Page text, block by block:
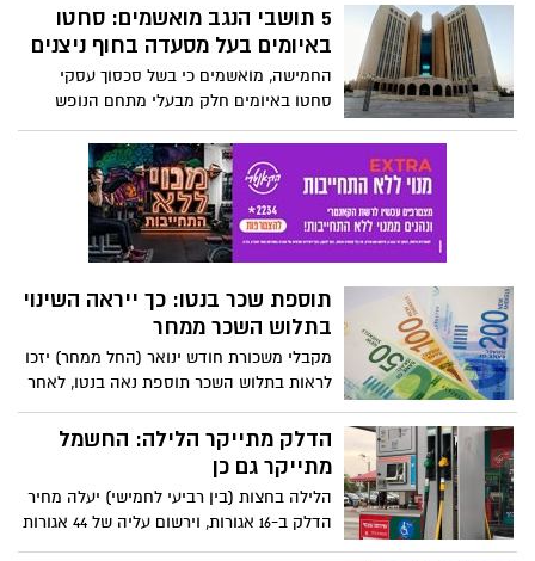
כדורגל מחונן במ.ס באר שבע - ליגה ג' דרום,
שנפל ביום שבת השחורה יחד עם אביו, קובי
יתקיים לכבוד יום הולדתו ה-20 של אושר,
שלא יחגוג השנה יחד עם אוהביו.
5 תושבי הנגב מואשמים: סחטו
באיומים בעל מסעדה בחוף ניצנים
החמישה, מואשמים כי בשל סכסוך עסקי
סחטו באיומים חלק מבעלי מתחם הנופש
בחוף ניצנים
תוספת שכר בנטו: כך ייראה השינוי
בתלוש השכר ממחר
מקבלי משכורת חודש ינואר (החל ממחר) יזכו
לראות בתלוש השכר תוספת נאה בנטו, לאחר
עדכון מדרגות המס בעקבות האינפלציה
הגבוהה ותוספת נקודות זיכוי על ילדים עד גיל
18
הדלק מתייקר הלילה: החשמל
מתייקר גם כן
הלילה בחצות (בין רביעי לחמישי) יעלה מחיר
הדלק ב-16 אגורות, וירשום עליה של 44 אגורות
לעומת מחירו בתחילת חודש דצמבר. גם מחיר